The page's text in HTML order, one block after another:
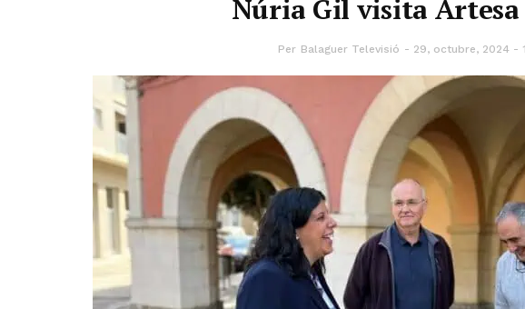
Núria Gil visita Artesa
Per Balaguer Televisió 29, octubre, 2024 -